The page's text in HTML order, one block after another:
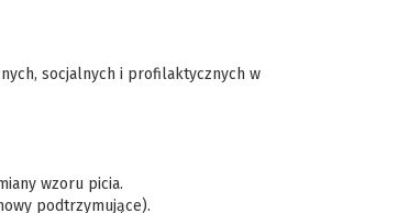
socjalnych i profilaktycznych w
wzoru picia.
podtrzymujące).